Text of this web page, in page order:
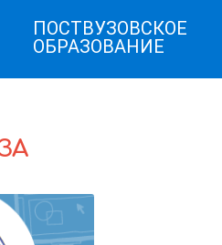
ПОСТВУЗОВСКОЕ
ОБРАЗОВАНИЕ